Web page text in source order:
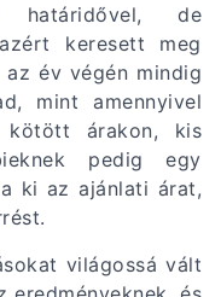
határidővel, de
keresett meg
év végén mindig
mint amennyivel
kötött árakon, kis
pedig egy
ki az ajánlati árat,
világossá vált